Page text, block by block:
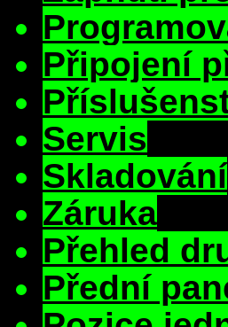
Připojení
Servis
Skladování
Záruka
Přehled
Přední